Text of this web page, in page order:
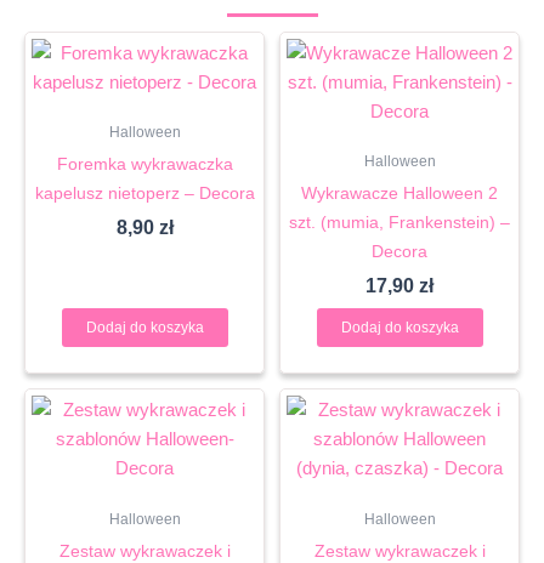
Halloween
Foremka wykrawaczka
kapelusz nietoperz – Decora
8,90 zł
Dodaj do koszyka
Halloween
Wykrawacze Halloween 2
szt. (mumia, Frankenstein) –
Decora
17,90 zł
Dodaj do koszyka
Halloween
Zestaw wykrawaczek i
Halloween
Zestaw wykrawaczek i